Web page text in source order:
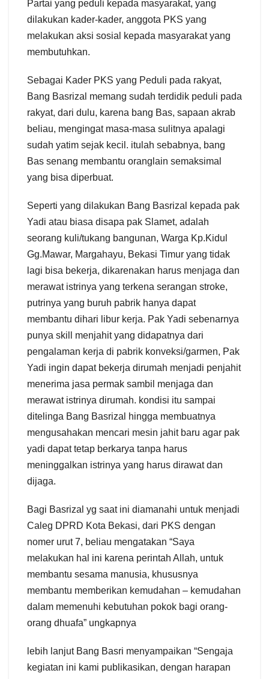
Partai yang peduli kepada masyarakat, yang
dilakukan kader-kader, anggota PKS yang
melakukan aksi sosial kepada masyarakat yang
membutuhkan.
Sebagai Kader PKS yang Peduli pada rakyat,
Bang Basrizal memang sudah terdidik peduli pada
rakyat, dari dulu, karena bang Bas, sapaan akrab
beliau, mengingat masa-masa sulitnya apalagi
sudah yatim sejak kecil. itulah sebabnya, bang
Bas senang membantu oranglain semaksimal
yang bisa diperbuat.
Seperti yang dilakukan Bang Basrizal kepada pak
Yadi atau biasa disapa pak Slamet, adalah
seorang kuli/tukang bangunan, Warga Kp.Kidul
Gg.Mawar, Margahayu, Bekasi Timur yang tidak
lagi bisa bekerja, dikarenakan harus menjaga dan
merawat istrinya yang terkena serangan stroke,
putrinya yang buruh pabrik hanya dapat
membantu dihari libur kerja. Pak Yadi sebenarnya
punya skill menjahit yang didapatnya dari
pengalaman kerja di pabrik konveksi/garmen, Pak
Yadi ingin dapat bekerja dirumah menjadi penjahit
menerima jasa permak sambil menjaga dan
merawat istrinya dirumah. kondisi itu sampai
ditelinga Bang Basrizal hingga membuatnya
mengusahakan mencari mesin jahit baru agar pak
yadi dapat tetap berkarya tanpa harus
meninggalkan istrinya yang harus dirawat dan
dijaga.
Bagi Basrizal yg saat ini diamanahi untuk menjadi
Caleg DPRD Kota Bekasi, dari PKS dengan
nomer urut 7, beliau mengatakan “Saya
melakukan hal ini karena perintah Allah, untuk
membantu sesama manusia, khususnya
membantu memberikan kemudahan – kemudahan
dalam memenuhi kebutuhan pokok bagi orang-
orang dhuafa” ungkapnya
lebih lanjut Bang Basri menyampaikan “Sengaja
kegiatan ini kami publikasikan, dengan harapan